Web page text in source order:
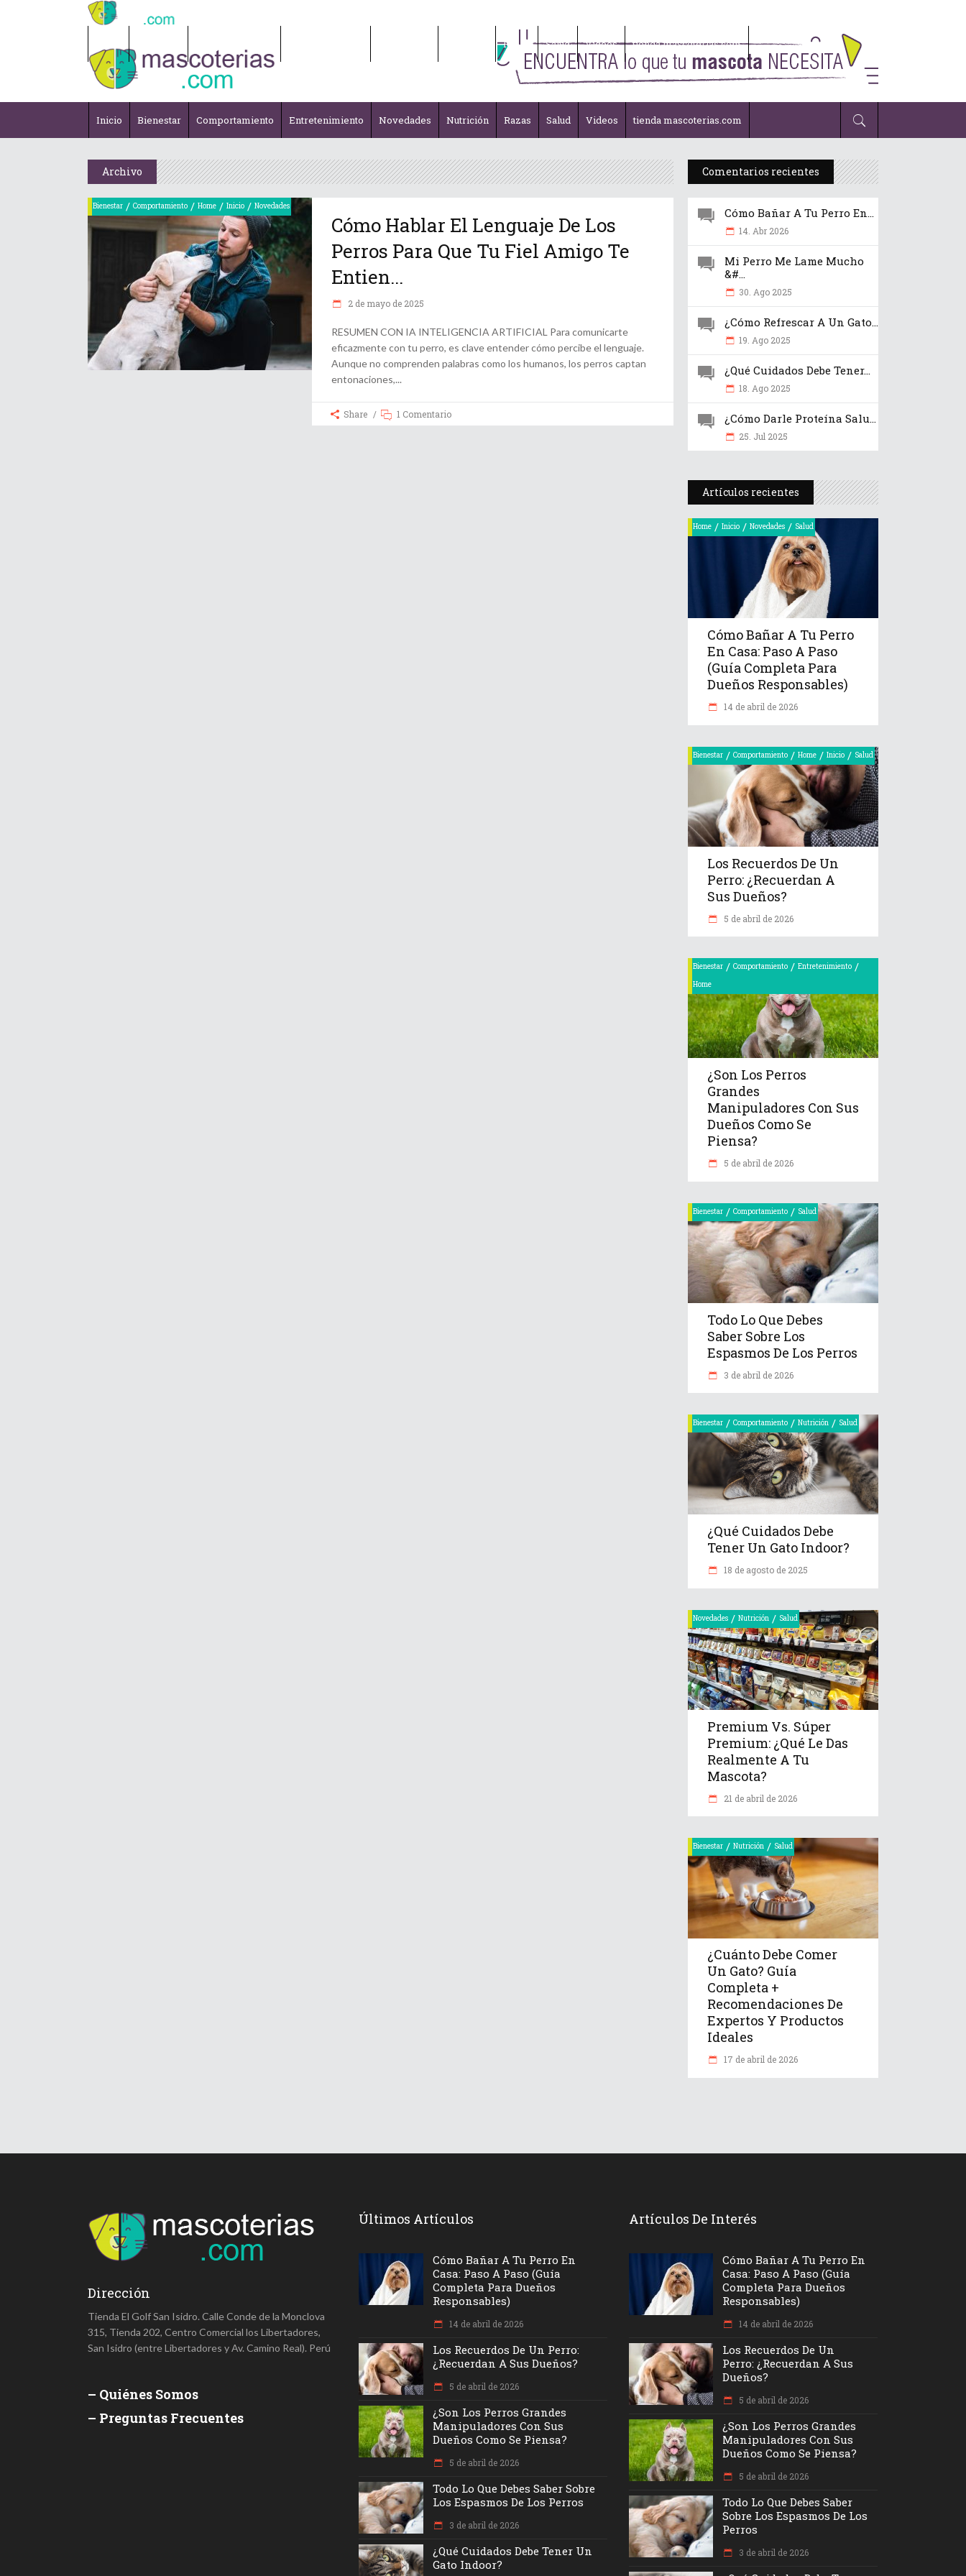
Inicio Bienestar Comportamiento Entretenimiento Novedades Nutrición Razas Salud Videos tienda mascoterias.com
Razas Salud Videos tienda mascoterias.com
Archivo
Bienestar / Comportamiento / Home / Inicio / Novedades
Cómo Hablar El Lenguaje De Los
Perros Para Que Tu Fiel Amigo Te
Entien...
2 de mayo de 2025
RESUMEN CON IA INTELIGENCIA ARTIFICIAL Para comunicarte
eficazmente con tu perro, es clave entender cómo percibe el lenguaje.
Aunque no comprenden palabras como los humanos, los perros captan
entonaciones,
Share 1 Comentario
Comentarios recientes
Cómo Bañar A Tu Perro En...
14. Abr 2026
Mi Perro Me Lame Mucho
&#...
30. Ago 2025
¿Cómo Refrescar A Un Gato...
19. Ago 2025
¿Qué Cuidados Debe Tener...
18. Ago 2025
¿Cómo Darle Proteína Salu...
25. Jul 2025
Artículos recientes
Home / Inicio / Novedades / Salud
Cómo Bañar A Tu Perro
En Casa: Paso A Paso
(Guía Completa Para
Dueños Responsables)
14 de abril de 2026
Bienestar / Comportamiento / Home / Inicio / Salud
Los Recuerdos De Un
Perro: ¿recuerdan A
Sus Dueños?
5 de abril de 2026
Bienestar / Comportamiento / Entretenimiento /
Home
¿Son Los Perros
Grandes
Manipuladores Con Sus
Dueños Como Se
Piensa?
5 de abril de 2026
Bienestar / Comportamiento / Salud
Todo Lo Que Debes
Saber Sobre Los
Espasmos De Los Perros
3 de abril de 2026
Bienestar / Comportamiento / Nutrición / Salud
¿Qué Cuidados Debe
Tener Un Gato Indoor?
18 de agosto de 2025
Novedades / Nutrición / Salud
Premium Vs. Súper
Premium: ¿Qué Le Das
Realmente A Tu
Mascota?
21 de abril de 2026
Bienestar / Nutrición / Salud
¿Cuánto Debe Comer
Un Gato? Guía
Completa +
Recomendaciones De
Expertos Y Productos
Ideales
17 de abril de 2026
Dirección
Tienda El Golf San Isidro. Calle Conde de la Monclova
315, Tienda 202, Centro Comercial los Libertadores,
San Isidro (entre Libertadores y Av. Camino Real). Perú
– Quiénes Somos
– Preguntas Frecuentes
Últimos Artículos
Cómo Bañar A Tu Perro En
Casa: Paso A Paso (Guía
Completa Para Dueños
Responsables)
14 de abril de 2026
Los Recuerdos De Un Perro:
¿recuerdan A Sus Dueños?
5 de abril de 2026
¿Son Los Perros Grandes
Manipuladores Con Sus
Dueños Como Se Piensa?
5 de abril de 2026
Todo Lo Que Debes Saber Sobre
Los Espasmos De Los Perros
3 de abril de 2026
¿Qué Cuidados Debe Tener Un
Gato Indoor?
Artículos De Interés
Cómo Bañar A Tu Perro En
Casa: Paso A Paso (Guía
Completa Para Dueños
Responsables)
14 de abril de 2026
Los Recuerdos De Un
Perro: ¿recuerdan A Sus
Dueños?
5 de abril de 2026
¿Son Los Perros Grandes
Manipuladores Con Sus
Dueños Como Se Piensa?
5 de abril de 2026
Todo Lo Que Debes Saber
Sobre Los Espasmos De Los
Perros
3 de abril de 2026